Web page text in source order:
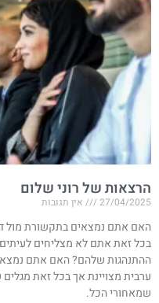
הרצאות של רוני שלום
27/04/2025 אין תגובות
האם אתם נמצאים בתקשורת מול
בכל זאת אתם לא מצליחים לעיתים
ההתנהגות שלהם? האם אתם
ערבית מצויינת אך בכל זאת
שמאחורי הכל.